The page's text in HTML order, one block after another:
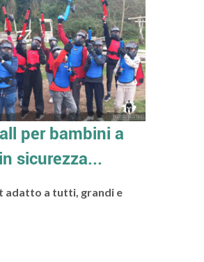
per bambini a
sicurezza...
adatto a tutti, grandi e